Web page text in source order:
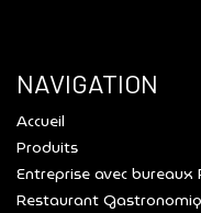
NAVIGATION
Accueil
Produits
Entreprise avec bureaux
Restaurant